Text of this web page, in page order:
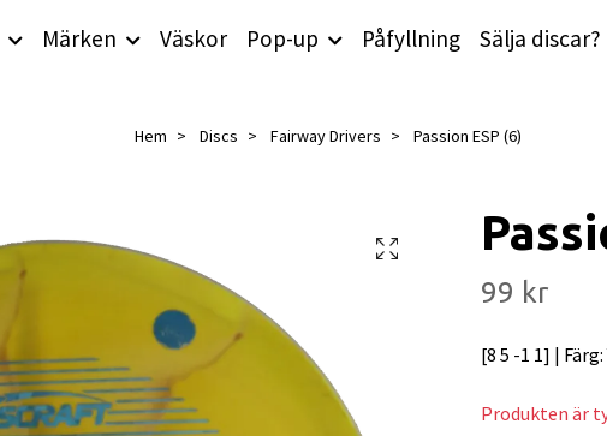
Märken Väskor Pop-up Påfyllning Sälja discar?
Hem Discs Fairway Drivers Passion ESP (6)
99 kr
[8 5 -1 1] |
Produkten är